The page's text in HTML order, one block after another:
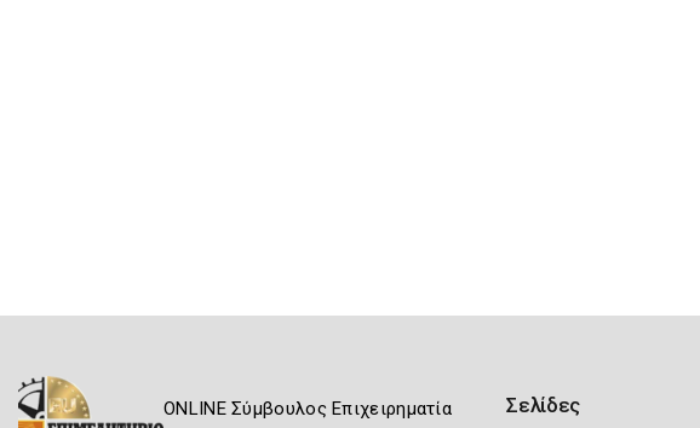
ONLINE Σύμβουλος Επιχειρηματία
Σελίδες